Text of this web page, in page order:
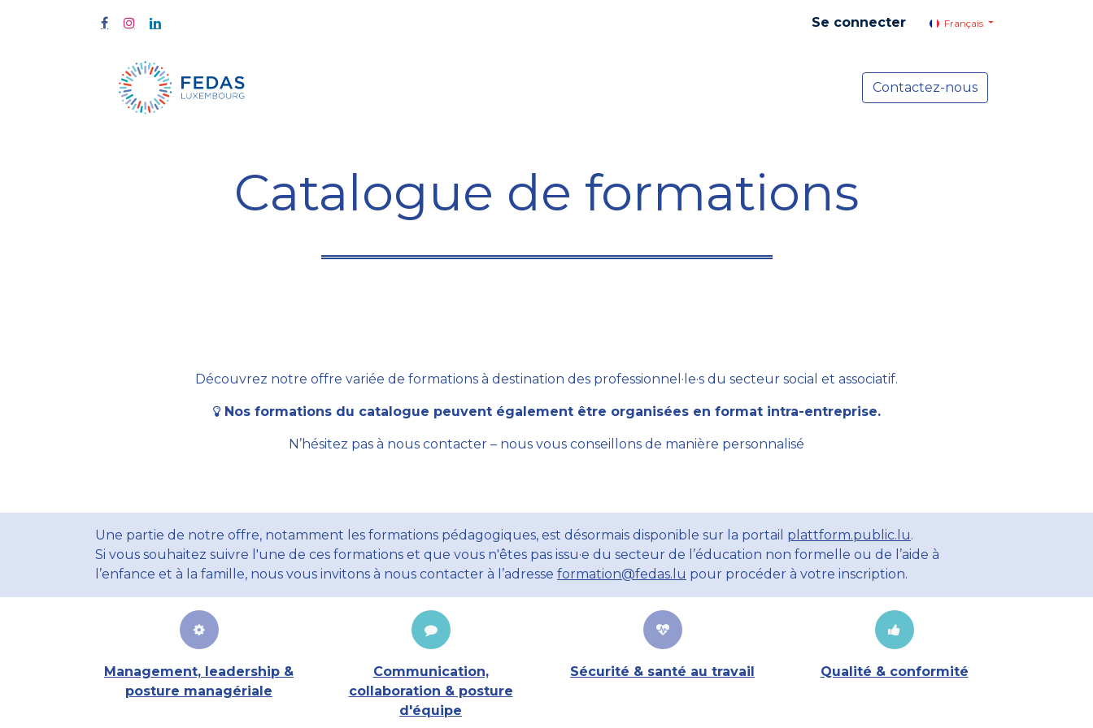
Se connecter Français
Actualités
Contactez-nous
Catalogue de formations
Découvrez notre offre variée de formations à destination des professionnel·le·s du secteur social et associatif.
Nos formations du catalogue peuvent également être organisées en format intra-entreprise.
N’hésitez pas à nous contacter – nous vous conseillons de manière personnalisé
Une partie de notre offre, notamment les formations pédagogiques, est désormais disponible sur la portail plattform.public.lu.
Si vous souhaitez suivre l'une de ces formations et que vous n'êtes pas issu·e du secteur de l’éducation non formelle ou de l’aide à
l’enfance et à la famille, nous vous invitons à nous contacter à l’adresse formation@fedas.lu pour procéder à votre inscription.
Management, leadership &
posture managériale
Communication,
collaboration & posture
d'équipe
Sécurité & santé au travail Qualité & conformité